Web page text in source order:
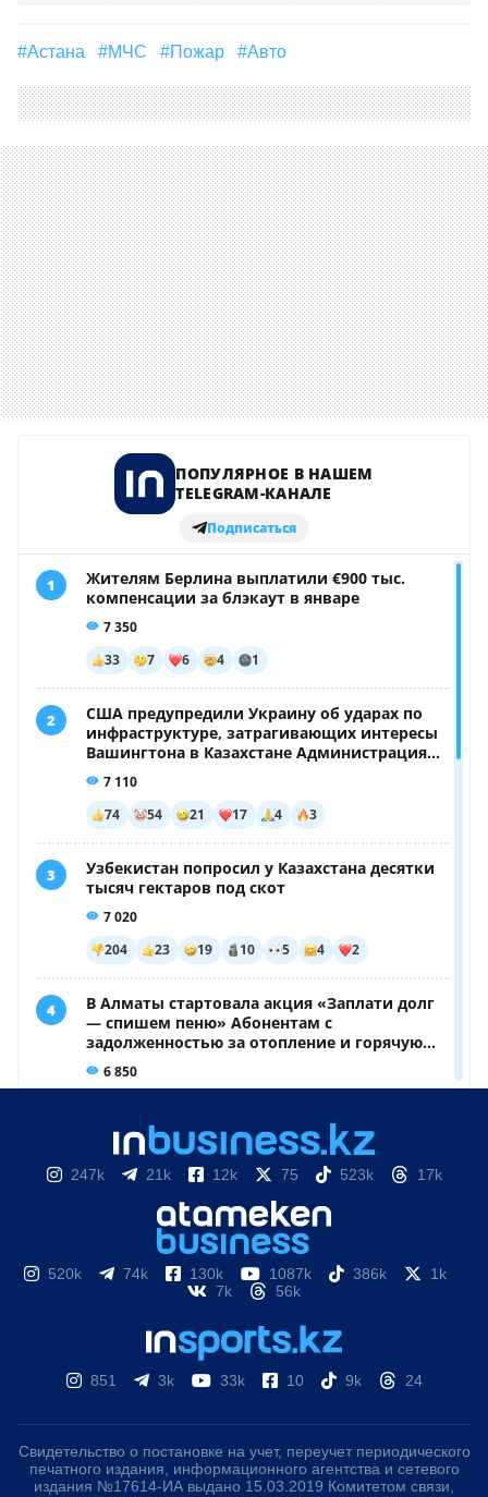
#Астана #МЧС #пожар #Авто
247k 21k 12k 75 523k 17k
520k 74k 130k 1087k 386k
1k
7k
56k
851 3k 33k 10 9k 24
Свидетельство о постановке на учет, переучет периодического
печатного издания, информационного агентства и сетевого
издания №17614-ИА выдано 15.03.2019 Комитетом связи,